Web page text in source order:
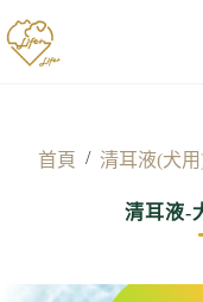
首頁 / 清耳液(犬用
清耳液-